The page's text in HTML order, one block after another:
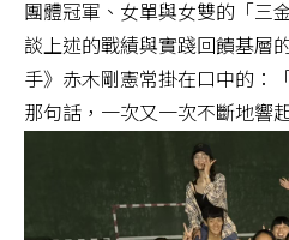
團體冠軍、女單與女雙的「三
談上述的戰績與實踐回饋基層
手》赤木剛憲常掛在口中的：
那句話，一次又一次不斷地響